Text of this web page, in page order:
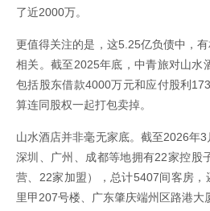
了近2000万。
更值得关注的是，这5.25亿负债中，
相关。截至2025年底，中青旅对山水
包括股东借款4000万元和应付股利
算连同股权一起打包卖掉。
山水酒店并非毫无家底。截至2026年3
深圳、广州、成都等地拥有22家控股
营、22家加盟），总计5407间客房
里甲207号楼、广东肇庆端州区路港大